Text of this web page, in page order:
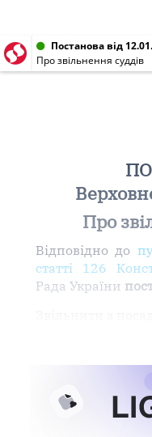
Постанова від
Про звільнення суддів
Про
Відповідно до
статті 126
Рада України